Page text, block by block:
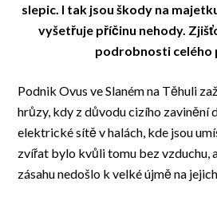
slepic. I tak jsou škody na
vyšetřuje příčinu nehody.
podrobnosti celého
Podnik Ovus ve Slaném na Těhuli
hrůzy, kdy z důvodu cizího zavinění
elektrické sítě v halách, kde jsou
zvířat bylo kvůli tomu bez vzduchu,
zásahu nedošlo k velké újmě na